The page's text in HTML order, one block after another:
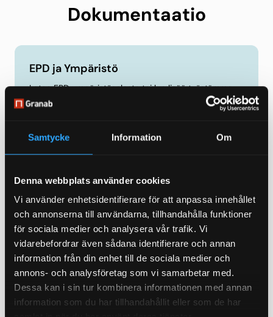
Samtycke Information Om
Denna webbplats använder cookies
Vi använder enhetsidentifierare för att anpassa innehållet
och annonserna till användarna, tillhandahålla funktioner
för sociala medier och analysera vår trafik. Vi
vidarebefordrar även sådana identifierare och annan
information från din enhet till de sociala medier och
annons- och analysföretag som vi samarbetar med.
Dessa kan i sin tur kombinera informationen med annan
information som du har tillhandahållit eller som de har
Dokumentaatio
EPD ja Ympäristö
Lataa EPD ympäristöseloste tai lue lisää työstämme
ympäristön hyväksi.
Asennusohje
esitemateriaali.
Lue lisää
Tyyppihyväksyntä